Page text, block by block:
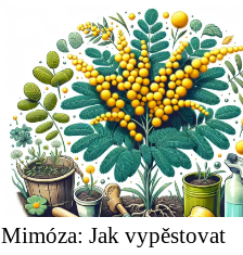
Mimóza: Jak vypěstovat